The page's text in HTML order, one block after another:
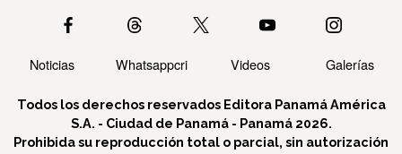
Noticias Whatsappcri Videos Galerías
Todos los derechos reservados Editora Panamá América
S.A. - Ciudad de Panamá - Panamá 2026.
Prohibida su reproducción total o parcial, sin autorización